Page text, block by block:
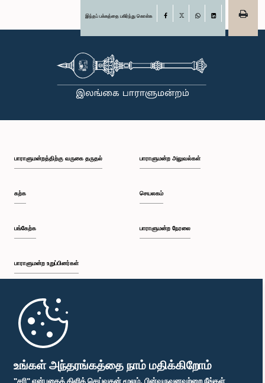
உங்கள் அந்தரங்கத்தை நாம் மதிக்கிறோம்
"சரி" என்பதைக் கிளிக் செய்வதன் மூலம், பின்வருவனவற்றை நீங்கள்
இந்தப் பக்கத்தை பகிர்ந்து கொள்க Facebook
பாராளுமன்றத்திற்கு வருகை தருதல்
கற்க
பங்கேற்க
பாராளுமன்ற உறுப்பினர்கள்
முதற்பக்கம்
பாராளுமன்ற அலுவல்கள்
செயலகம்
பாராளுமன்ற நேரலை
பாராளுமன்ற கையடக்க செயலி